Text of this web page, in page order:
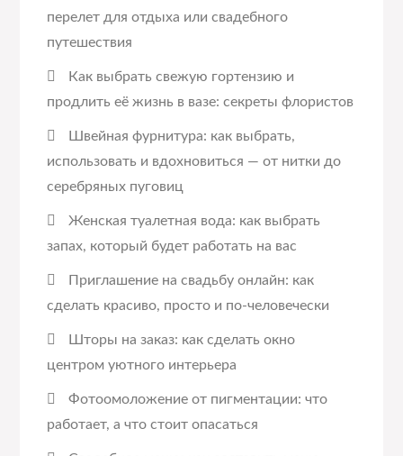
перелет для отдыха или свадебного
путешествия
Как выбрать свежую гортензию и
продлить её жизнь в вазе: секреты флористов
Швейная фурнитура: как выбрать,
использовать и вдохновиться — от нитки до
серебряных пуговиц
Женская туалетная вода: как выбрать
запах, который будет работать на вас
Приглашение на свадьбу онлайн: как
сделать красиво, просто и по-человечески
Шторы на заказ: как сделать окно
центром уютного интерьера
Фотоомоложение от пигментации: что
работает, а что стоит опасаться